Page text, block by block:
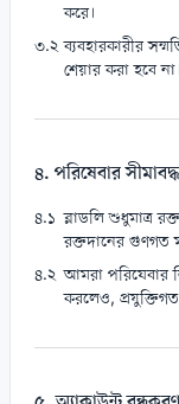
করে।
ব্যবহারকারীর
শেয়ার করা হবে না।
৪. পরিষেবার
ব্লাডলি শুধুমাত্র
রক্তদানের গুণগত
আমরা পরিষেবার
করলেও,